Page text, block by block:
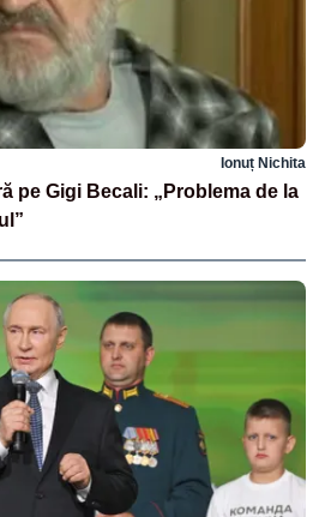
Ionuț Nichita
pe Gigi Becali: „Problema de la